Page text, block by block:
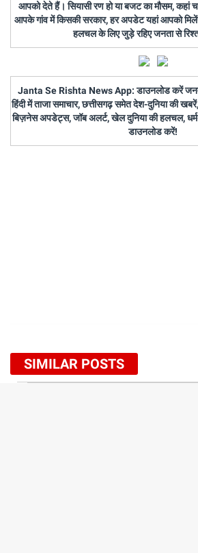
आपको देते हैं। सियासी रण हो या बजट का मौसम, कहां
आपके गांव में किसकी सरकार, हर अपडेट यहां आपको
हलचल के लिए जुड़े रहिए जनता से
Janta Se Rishta News App: डाउनलोड करें
हिंदी में ताजा समाचार, छत्तीसगढ़ समेत देश-दुनिया की
बिज़नेस अपडेट्स, जॉब अलर्ट, खेल दुनिया की हलचल,
डाउनलोड करें!
SIMILAR POSTS